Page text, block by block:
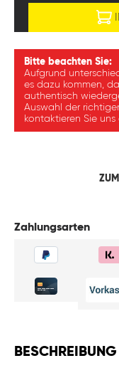
Bitte beachten Sie:
Aufgrund
es dazu kommen,
authentisch
Auswahl der
kontaktieren Sie uns
Zahlungsarten
BESCHREIBUNG